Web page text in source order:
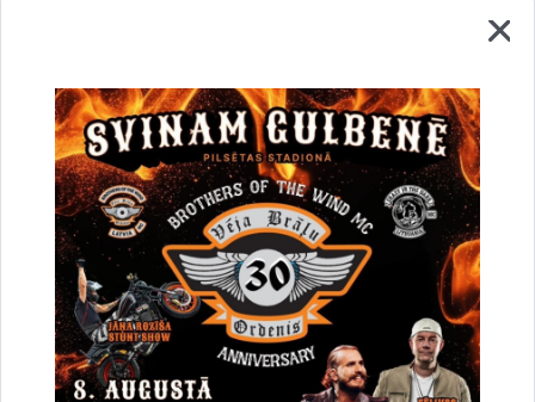
Notikumi: Veselība
Drukāt lapu
Dalīties